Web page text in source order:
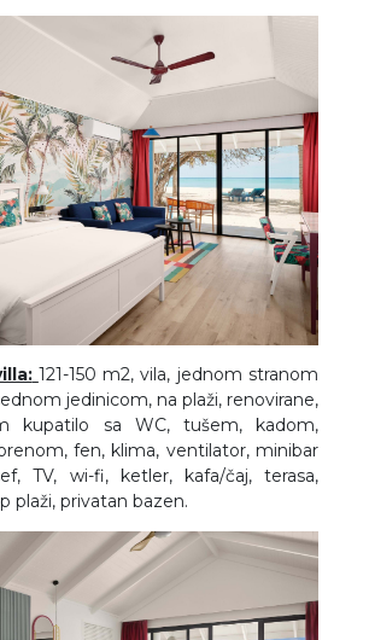
121-150 m2, vila, jednom stranom
jedinicom, na plaži, renovirane,
kupatilo sa WC, tušem, kadom,
fen, klima, ventilator, minibar
TV, wi-fi, ketler, kafa/čaj, terasa,
plaži, privatan bazen.